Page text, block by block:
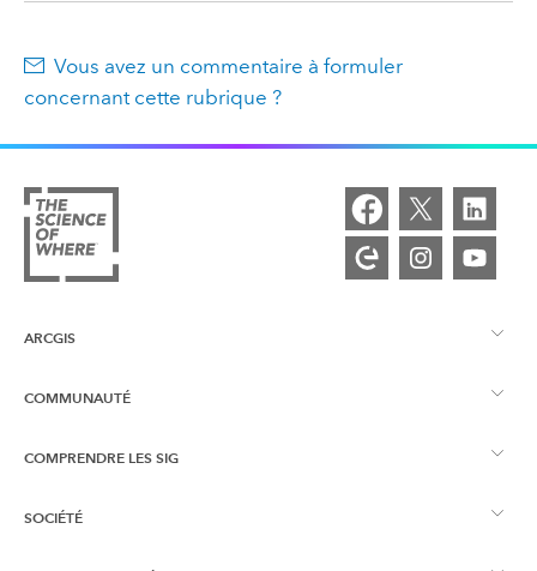
Vous avez un commentaire à formuler
concernant cette rubrique ?
ARCGIS
Vue d’ensemble d’ArcGIS
Cartographie
COMMUNAUTÉ
Esri Community
Blog ArcGIS
COMPRENDRE LES SIG
Qu’est-ce qu’un SIG ?
SOCIÉTÉ